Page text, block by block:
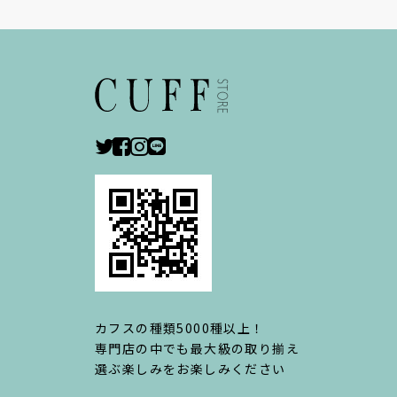
カフスの種類5000種以上！
専門店の中でも最大級の取り揃え
選ぶ楽しみをお楽しみください